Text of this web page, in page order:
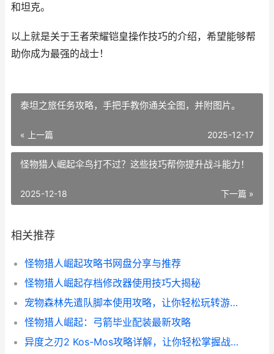
和坦克。
以上就是关于王者荣耀铠皇操作技巧的介绍，希望能够帮
助你成为最强的战士！
泰坦之旅任务攻略，手把手教你通关全图，并附图片。
« 上一篇 2025-12-17
怪物猎人崛起伞鸟打不过？这些技巧帮你提升战斗能力！
下一篇 »
2025-12-18
相关推荐
怪物猎人崛起攻略书网盘分享与推荐
怪物猎人崛起存档修改器使用技巧大揭秘
宠物森林先遣队脚本使用攻略，让你轻松玩转游戏！
怪物猎人崛起：弓箭毕业配装最新攻略
异度之刃2 Kos-Mos攻略详解，让你轻松掌握战斗技巧